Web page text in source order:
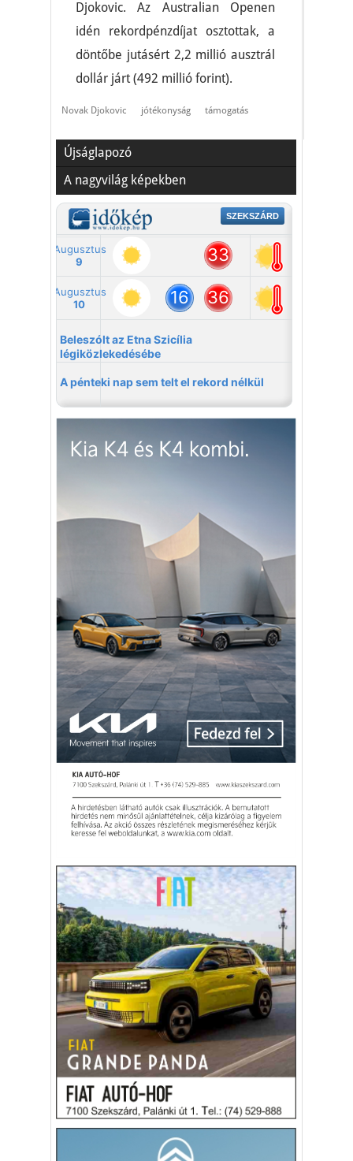
Djokovic. Az Australian Openen
idén rekordpénzdíjat osztottak, a
döntőbe jutásért 2,2 millió ausztrál
dollár járt (492 millió forint).
Novak Djokovic jótékonyság támogatás
Újságlapozó
A nagyvilág képekben